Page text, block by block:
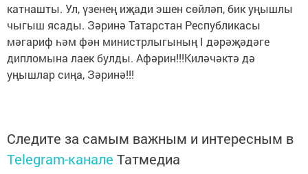
катнашты. Ул, үзенең иҗади эшен сөйләп, бик уңышлы
чыгыш ясады. Зәринә Татарстан Республикасы
мәгариф һәм фән министрлыгының I дәрәҗәдәге
дипломына лаек булды. Афәрин!!!Киләчәктә дә
уңышлар сиңа, Зәринә!!!
Следите за самым важным и интересным в
Telegram-канале Татмедиа